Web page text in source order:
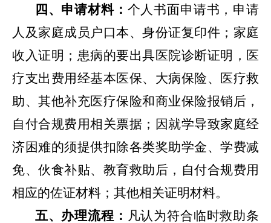
四、申请材料： 个人书面申请书，申请
人及家庭成员户口本、身份证复印件 ； 家庭
收入证明 ； 患病的要出具医院诊断证明，医
疗支出费用经基本医保、大病保险、医疗救
助、其他补充医疗保险和商业保险报销后，
自付合规费用相关票据 ； 因就学导致家庭经
济困难的须提供扣除各类奖助学金、学费减
免、伙食补贴、教育救助后，自付合规费用
相应的佐证材料 ； 其他相关证明材料。
五、办理流程： 凡认为符合临时救助条